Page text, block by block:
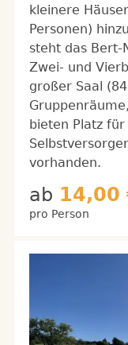
kleinere
Personen)
steht das Bert-
Zwei- und
großer Saal
bieten Platz
vorhanden.
ab 14,00
pro Person